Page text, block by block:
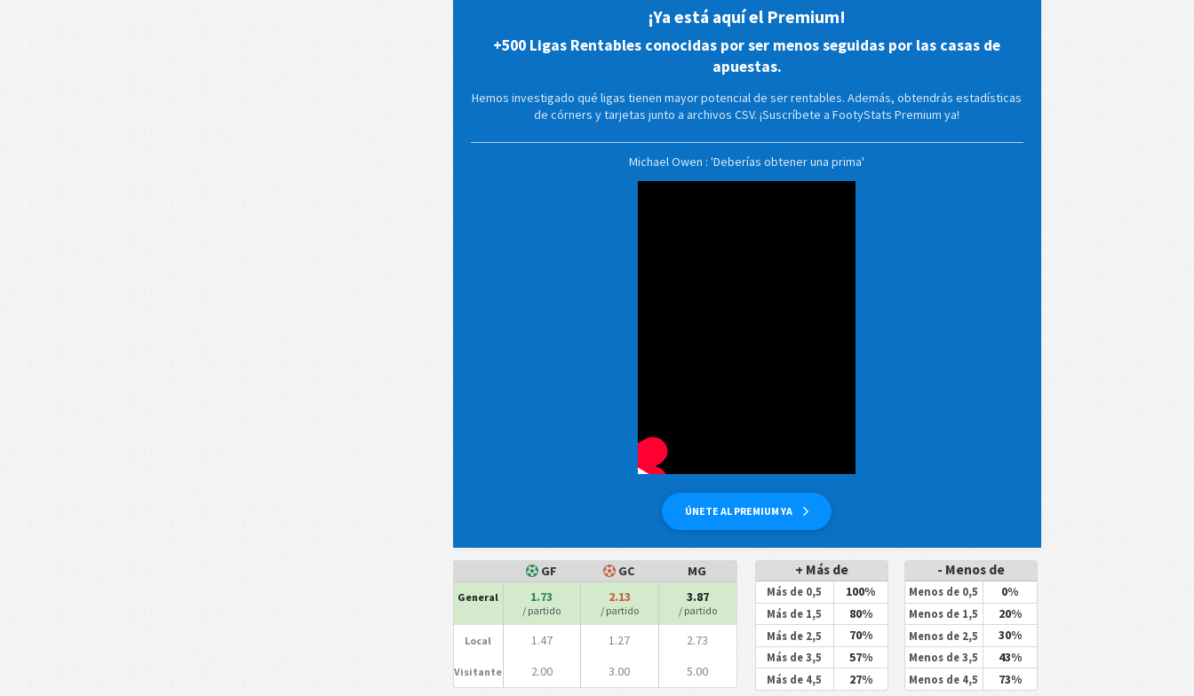
¡Ya está aquí el Premium!
+500 Ligas Rentables conocidas por ser menos seguidas por las casas de
apuestas.
Hemos investigado qué ligas tienen mayor potencial de ser rentables. Además, obtendrás estadísticas
de córners y tarjetas junto a archivos CSV. ¡Suscríbete a FootyStats Premium ya!
ÚNETE AL PREMIUM YA
Michael Owen : 'Deberías obtener una prima'
GF GC MG
General 1.73
/ partido
2.13
/ partido
3.87
/ partido
Local 1.47 1.27 2.73
Visitante 2.00 3.00 5.00
+ Más de
Más de 0,5 100%
Más de 1,5 80%
Más de 2,5 70%
Más de 3,5 57%
Más de 4,5 27%
- Menos de
Menos de 0,5 0%
Menos de 1,5 20%
Menos de 2,5 30%
Menos de 3,5 43%
Menos de 4,5 73%